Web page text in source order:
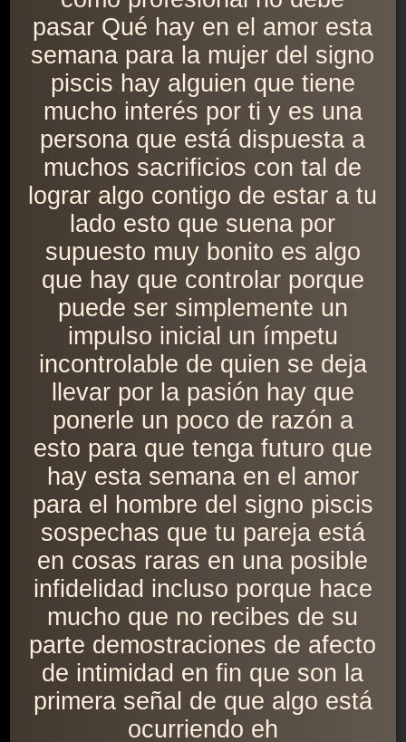
pasar Qué hay en el amor esta
semana para la mujer del signo
piscis hay alguien que tiene
mucho interés por ti y es una
persona que está dispuesta a
muchos sacrificios con tal de
lograr algo contigo de estar a tu
lado esto que suena por
supuesto muy bonito es algo
que hay que controlar porque
puede ser simplemente un
impulso inicial un ímpetu
incontrolable de quien se deja
llevar por la pasión hay que
ponerle un poco de razón a
esto para que tenga futuro que
hay esta semana en el amor
para el hombre del signo piscis
sospechas que tu pareja está
en cosas raras en una posible
infidelidad incluso porque hace
mucho que no recibes de su
parte demostraciones de afecto
de intimidad en fin que son la
primera señal de que algo está
ocurriendo eh